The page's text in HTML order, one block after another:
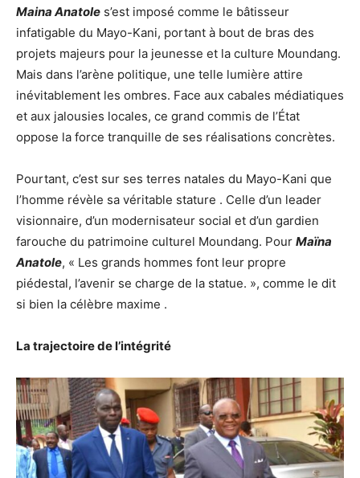
Maina Anatole s’est imposé comme le bâtisseur
infatigable du Mayo-Kani, portant à bout de bras des
projets majeurs pour la jeunesse et la culture Moundang.
Mais dans l’arène politique, une telle lumière attire
inévitablement les ombres. Face aux cabales médiatiques
et aux jalousies locales, ce grand commis de l’État
oppose la force tranquille de ses réalisations concrètes.
Pourtant, c’est sur ses terres natales du Mayo-Kani que
l’homme révèle sa véritable stature . Celle d’un leader
visionnaire, d’un modernisateur social et d’un gardien
farouche du patrimoine culturel Moundang. Pour Maïna
Anatole, « Les grands hommes font leur propre
piédestal, l’avenir se charge de la statue. », comme le dit
si bien la célèbre maxime .
La trajectoire de l’intégrité